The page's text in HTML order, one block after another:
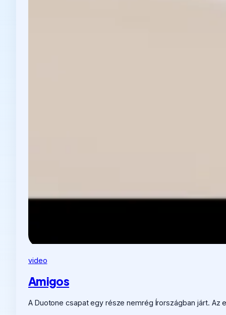
video
Amigos
A Duotone csapat egy része nemrég Írországban járt.